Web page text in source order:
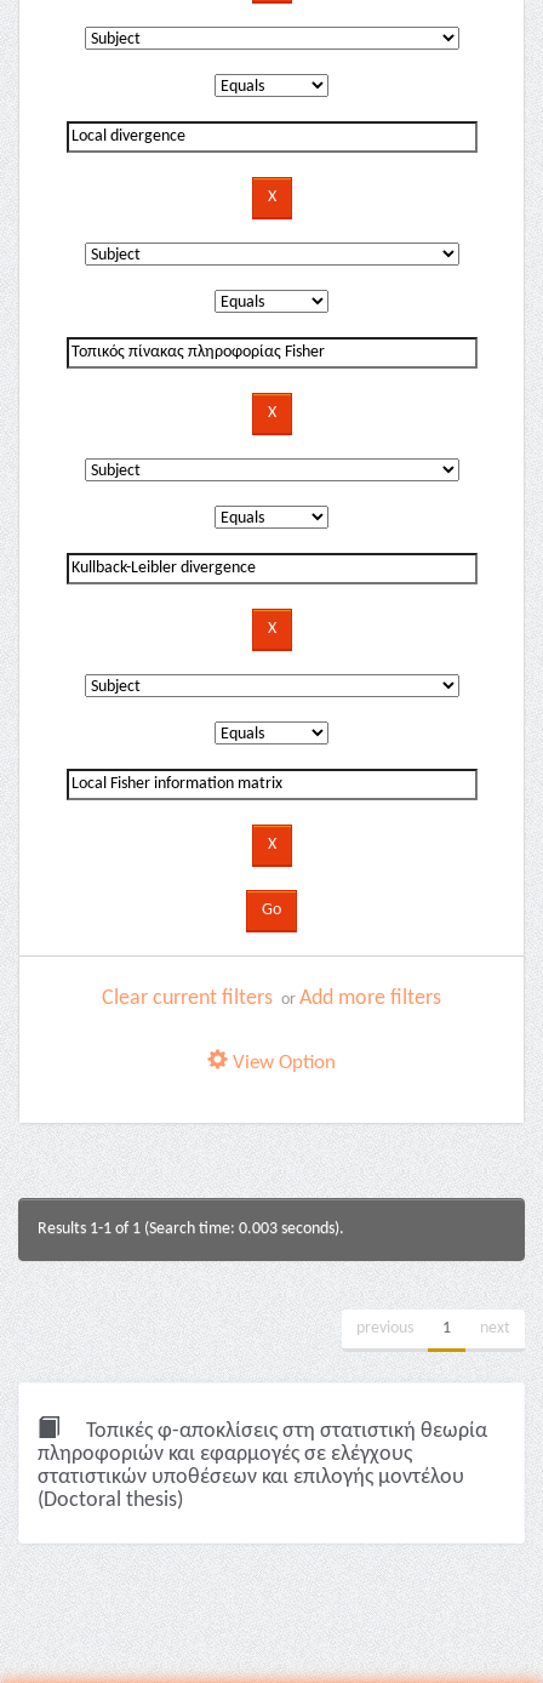
Clear current filters or Add more filters
View Option
Results 1-1 of 1 (Search time: 0.003 seconds).
previous 1 next
Τοπικές φ-αποκλίσεις στη στατιστική θεωρία
πληροφοριών και εφαρμογές σε ελέγχους
στατιστικών υποθέσεων και επιλογής μοντέλου
(Doctoral thesis)